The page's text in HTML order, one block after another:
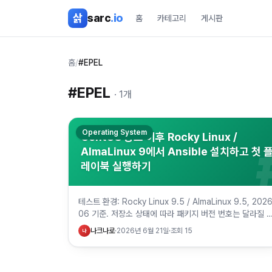
삵 sarc.io 홈 카테고리 게시판
홈/#EPEL
#EPEL · 1개
CentOS 종료 이후 Rocky Linux /
AlmaLinux 9에서 Ansible 설치하고 첫 플
레이북 실행하기
Operating System
테스트 환경: Rocky Linux 9.5 / AlmaLinux 9.5,
06 기준. 저장소 상태에 따라 패키지 버전 번호는 달라질 수
있다. CentOS Linux 8은 2021-12-3…
나 나크나로·2026년 6월 21일·조회 15